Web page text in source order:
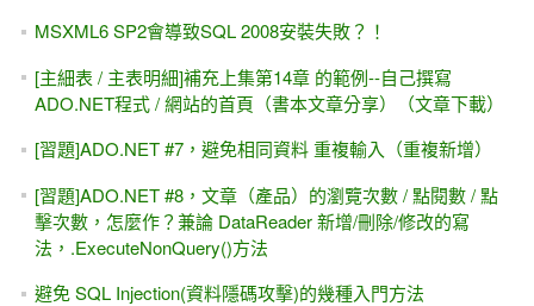
MSXML6 SP2會導致SQL 2008安裝失敗？！
[主細表 / 主表明細]補充上集第14章 的範例--自己撰寫
ADO.NET程式 / 網站的首頁（書本文章分享）（文章下載）
[習題]ADO.NET #7，避免相同資料 重複輸入（重複新增）
[習題]ADO.NET #8，文章（產品）的瀏覽次數 / 點閱數 / 點
擊次數，怎麼作？兼論 DataReader 新增/刪除/修改的寫
法，.ExecuteNonQuery()方法
避免 SQL Injection(資料隱碼攻擊)的幾種入門方法